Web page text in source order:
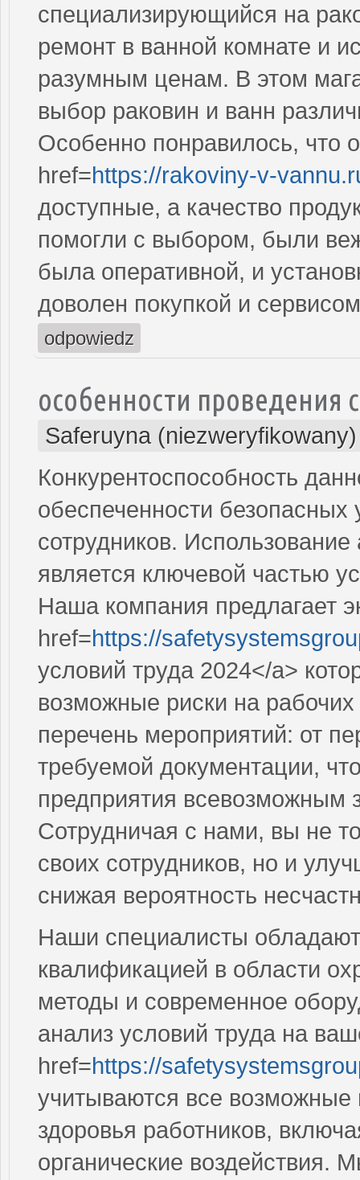
специализирующийся на
ремонт в ванной комнате и
разумным ценам. В этом
выбор раковин и ванн
Особенно понравилось, что
href=https://rakoviny-v-
доступные, а качество
помогли с выбором, были
была оперативной, и
доволен покупкой и
odpowiedz
особенности проведения
Saferuyna (niezweryfikowany)
Конкурентоспособность
обеспеченности
сотрудников.
является ключевой частью
Наша компания предлагает
href=https://
условий труда 2024</a>
возможные риски на
перечень мероприятий: от
требуемой документации,
предприятия всевозможным
Сотрудничая с нами, вы не
своих сотрудников, но и
снижая вероятность
Наши специалисты
квалификацией в области
методы и современное
анализ условий труда на
href=https://
учитываются все
здоровья работников,
органические воздействия.